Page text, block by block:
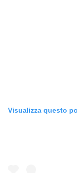
Visualizza questo